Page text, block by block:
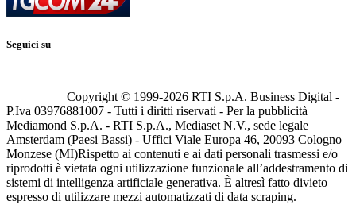
Seguici su
Copyright © 1999-2026 RTI S.p.A. Business Digital -
P.Iva 03976881007 - Tutti i diritti riservati - Per la pubblicità
Mediamond S.p.A. - RTI S.p.A., Mediaset N.V., sede legale
Amsterdam (Paesi Bassi) - Uffici Viale Europa 46, 20093 Cologno
Monzese (MI)Rispetto ai contenuti e ai dati personali trasmessi e/o
riprodotti è vietata ogni utilizzazione funzionale all’addestramento di
sistemi di intelligenza artificiale generativa. È altresì fatto divieto
espresso di utilizzare mezzi automatizzati di data scraping.